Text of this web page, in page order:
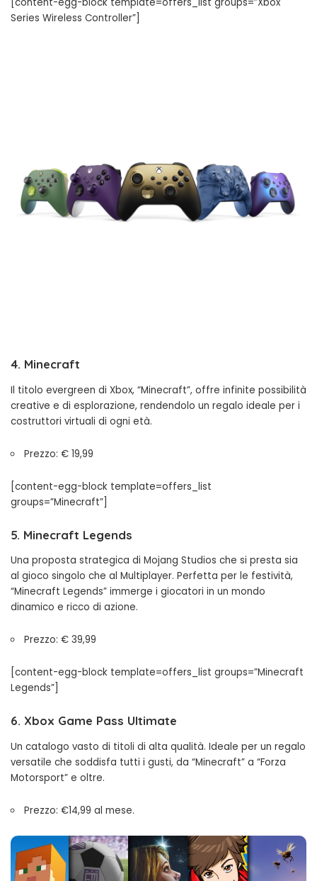
[content-egg-block template=offers_list groups=”Xbox
Series Wireless Controller”]
4. Minecraft
Il titolo evergreen di Xbox, “Minecraft”, offre infinite possibilità
creative e di esplorazione, rendendolo un regalo ideale per i
costruttori virtuali di ogni età.
Prezzo: € 19,99
[content-egg-block template=offers_list
groups=”Minecraft”]
5. Minecraft Legends
Una proposta strategica di Mojang Studios che si presta sia
al gioco singolo che al Multiplayer. Perfetta per le festività,
“Minecraft Legends” immerge i giocatori in un mondo
dinamico e ricco di azione.
Prezzo: € 39,99
[content-egg-block template=offers_list groups=”Minecraft
Legends”]
6. Xbox Game Pass Ultimate
Un catalogo vasto di titoli di alta qualità. Ideale per un regalo
versatile che soddisfa tutti i gusti, da “Minecraft” a “Forza
Motorsport” e oltre.
Prezzo: €14,99 al mese.